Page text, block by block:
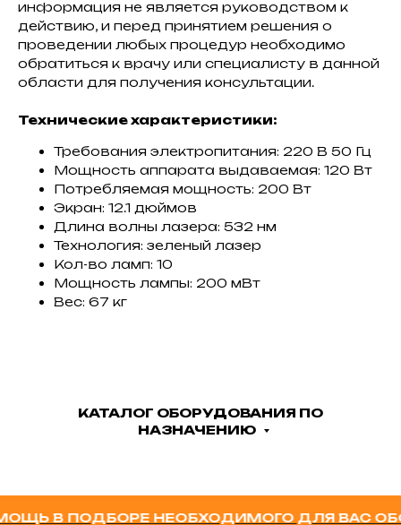
информация не является руководством к
действию, и перед принятием решения о
проведении любых процедур необходимо
обратиться к врачу или специалисту в данной
области для получения консультации.
Технические характеристики:
Требования электропитания: 220 В 50 Гц
Мощность аппарата выдаваемая: 120 Вт
Потребляемая мощность: 200 Вт
Экран: 12.1 дюймов
Длина волны лазера: 532 нм
Технология: зеленый лазер
Кол-во ламп: 10
Мощность лампы: 200 мВт
Вес: 67 кг
КАТАЛОГ ОБОРУДОВАНИЯ ПО
НАЗНАЧЕНИЮ
ПОДБОРЕ НЕОБХОДИМОГО ДЛЯ ВАС